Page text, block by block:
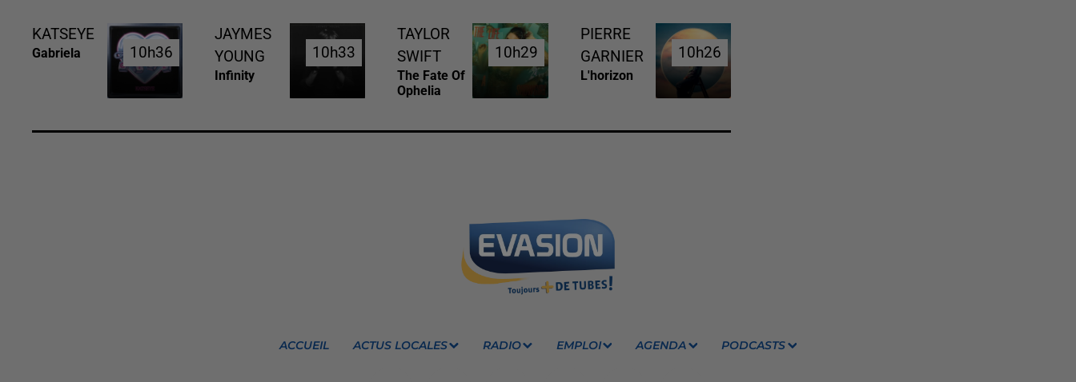
KATSEYE
Gabriela 10h36
10h36
JAYMES
YOUNG
Infinity
10h33
10h33
TAYLOR
SWIFT
The Fate Of
Ophelia
10h29
10h29
PIERRE
GARNIER
L'horizon
10h26
10h26
ACCUEIL ACTUS LOCALES RADIO EMPLOI AGENDA PODCASTS